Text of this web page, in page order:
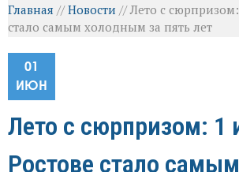
Главная //Новости //Лето с
стало самым холодным за пять лет
01
ИЮН
Лето с сюрпризом: 1
Ростове стало самым